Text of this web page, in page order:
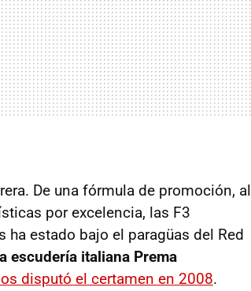
De una fórmula de promoción, al
por excelencia, las F3
estado bajo el paragüas del Red
escudería italiana Prema
disputó el certamen en 2008.